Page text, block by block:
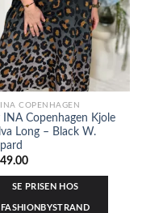
INA COPENHAGEN
INA Copenhagen Kjole
Long – Black W.
SE PRISEN HOS
FASHIONBYSTRAND